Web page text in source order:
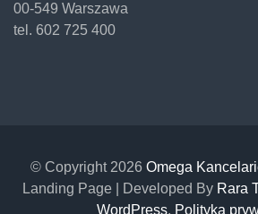
00-549 Warszawa
tel. 602 725 400
© Copyright 2026 Omega
Landing Page | Developed By Rara
WordPress. Polityka